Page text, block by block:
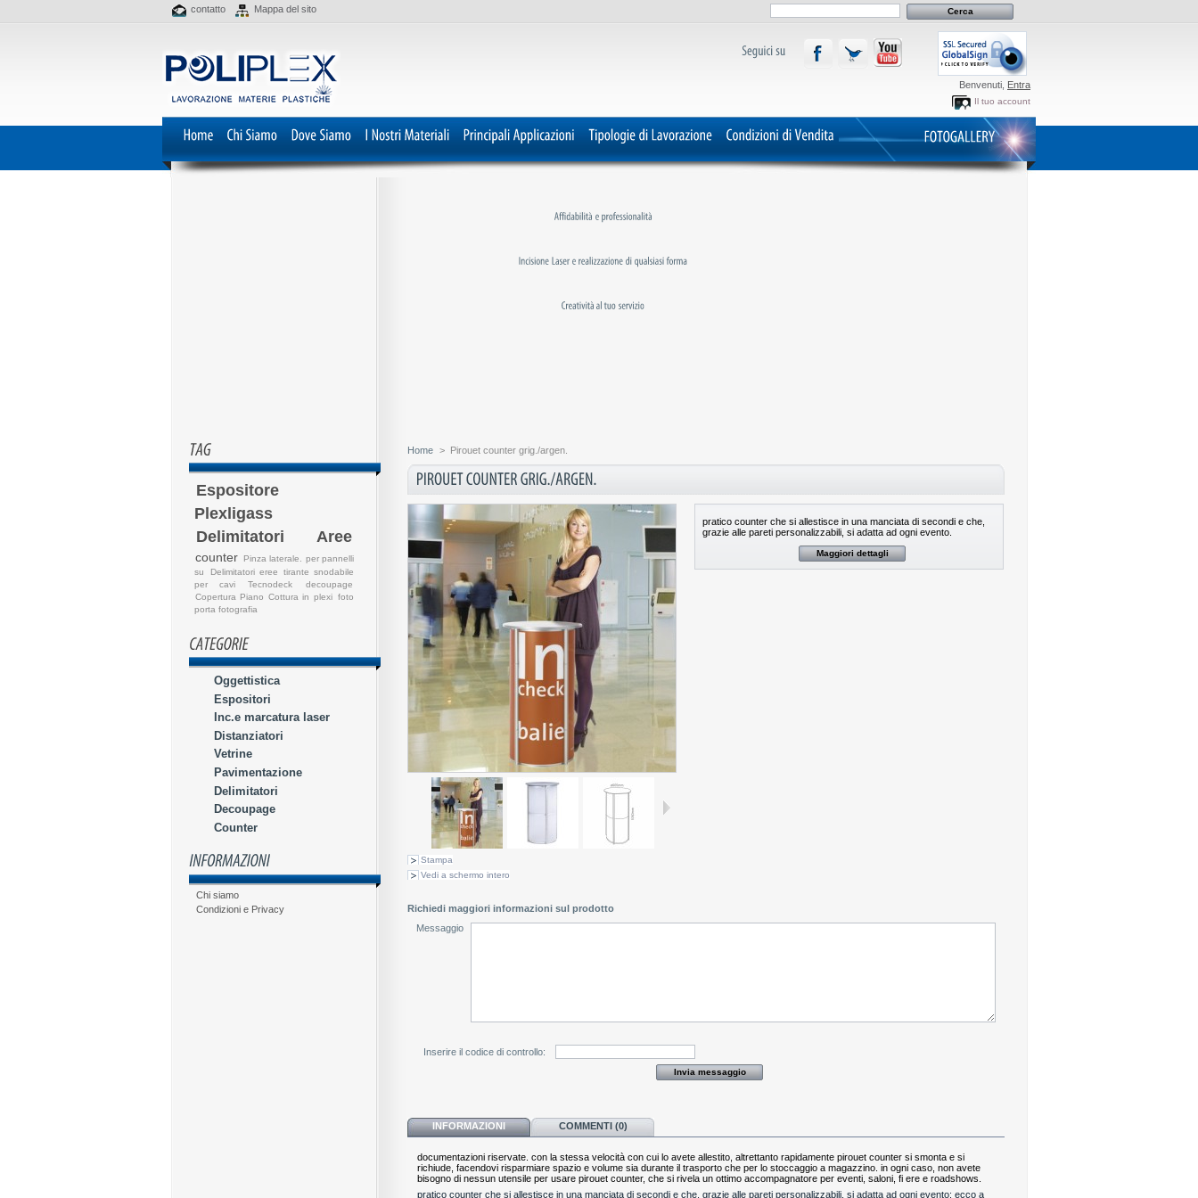
contatto Mappa del sito
Benvenuti, Entra
Il tuo account
Espositore
Plexligass
Delimitatori Aree
counter
Pinza laterale. per pannelli
su
Delimitatori eree
tirante snodabile
per cavi
Tecnodeck
decoupage
Copertura Piano Cottura in plexi foto
porta fotografia
Oggettistica
Espositori
Inc.e marcatura laser
Distanziatori
Vetrine
Pavimentazione
Delimitatori
Decoupage
Counter
Chi siamo
Condizioni e Privacy
Home > Pirouet counter grig./argen.
Stampa
Vedi a schermo intero
pratico counter che si allestisce in una manciata di secondi e che,
grazie alle pareti personalizzabili, si adatta ad ogni evento.
Maggiori dettagli
Richiedi maggiori informazioni sul prodotto
Messaggio
Inserire il codice di controllo:
INFORMAZIONI COMMENTI (0)
documentazioni riservate. con la stessa velocità con cui lo avete allestito, altrettanto rapidamente pirouet counter si smonta e si
richiude, facendovi risparmiare spazio e volume sia durante il trasporto che per lo stoccaggio a magazzino. in ogni caso, non avete
bisogno di nessun utensile per usare pirouet counter, che si rivela un ottimo accompagnatore per eventi, saloni, fi ere e roadshows.
pratico counter che si allestisce in una manciata di secondi e che, grazie alle pareti personalizzabili, si adatta ad ogni evento: ecco a